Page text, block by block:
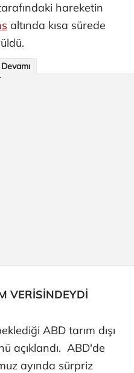
hareketin
altında kısa sürede
VERİSİNDEYDİ
ABD tarım dışı
açıklandı. ABD'de
ayında sürpriz